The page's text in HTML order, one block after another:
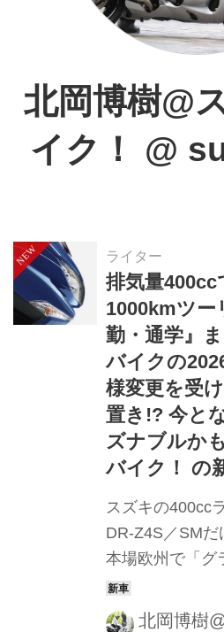
北岡博樹@
イク！
@
ライター
排気量400cc
1000kmツー
勤・通学』
バイクの
様変更を受
置き!? 今と
ズナブルか
バイク！ の
スズキの400cc
DR-Z4S／SM
本場欧州で「グ
て愛され続ける
様を変更して登
北岡博樹